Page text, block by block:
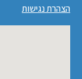
הצהרת נגישות